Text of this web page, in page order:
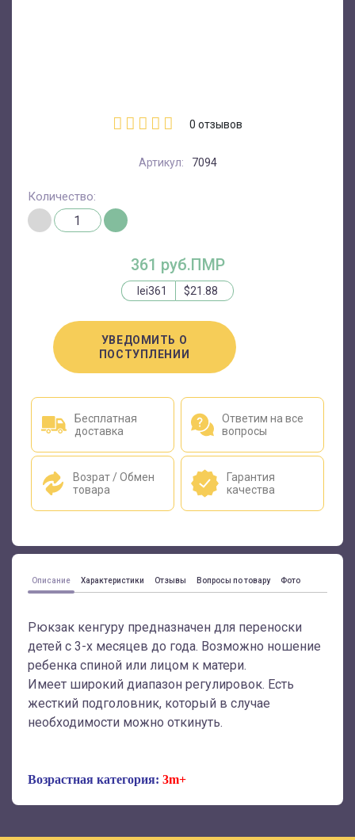
0 отзывов
Артикул: 7094
361 руб.ПМР
lei361 $21.88
УВЕДОМИТЬ О
ПОСТУПЛЕНИИ
Количество:
Бесплатная
доставка
Ответим на все
вопросы
Возрат / Обмен
товара
Гарантия
качества
Описание Характеристики Отзывы Вопросы по товару Фото
Рюкзак кенгуру предназначен для переноски
детей с 3-х месяцев до года. Возможно ношение
ребенка спиной или лицом к матери.
Имеет широкий диапазон регулировок. Есть
жесткий подголовник, который в случае
необходимости можно откинуть.
Возрастная категория: 3m+